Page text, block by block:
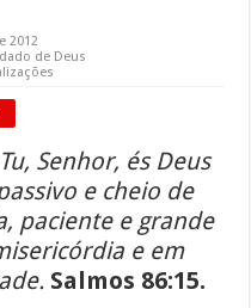
2012
de Deus
Senhor, és Deus
e cheio de
paciente e grande
e em
Salmos 86:15.